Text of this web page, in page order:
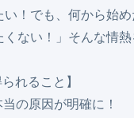
！でも、何から始め
ない！」そんな情熱
れること】
の原因が明確に！